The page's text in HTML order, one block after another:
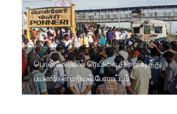
பொன்னேரியில் ரெயிலை சிறைபிடித்து
பயணிகள் மறியல் போராட்டம்